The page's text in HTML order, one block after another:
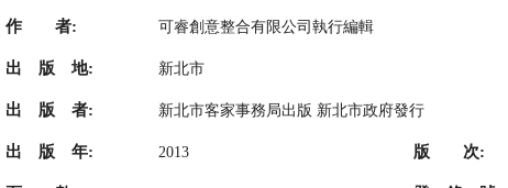
作 者: 可睿創意整合有限公司執行編輯
出 版 地: 新北市
出 版 者: 新北市客家事務局出版 新北市政府發行
出 版 年: 2013 版 次: